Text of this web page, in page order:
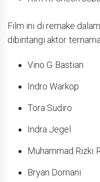
Film ini di remake
dibintangi aktor
Vino G Bastian
Indro Warkop
Tora Sudiro
Indra Jegel
Muhammad Rizki
Bryan Domani